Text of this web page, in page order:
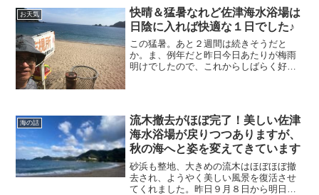
ています。かどやでの体験ダイビング付
きプランは「お父さん、海の中ってすご
い！」忘れられない親子の思い出づくり
☆ドキドキ体験ダイビングプランとなり
ます。
お天気
快晴＆猛暑なれど佐津海水浴場は
日陰に入れば快適な１日でした♪
この猛暑。あと２週間は続きそうだと
か。ま、例年だと昨日今日あたりが梅雨
明けでしたので、これからしばらく好天
ず。日陰に入れば涼しい日本海のビーチ
へぜひ避暑しに来てくださいね！！
海の話
流木撤去がほぼ完了！美しい佐津
海水浴場が戻りつつありますが、
秋の海へと姿を変えてきています
砂浜も整地、大きめの流木はほぼほぼ撤
去され、ようやく美しい風景を復活させ
てくれました。昨日９月８日から明日９